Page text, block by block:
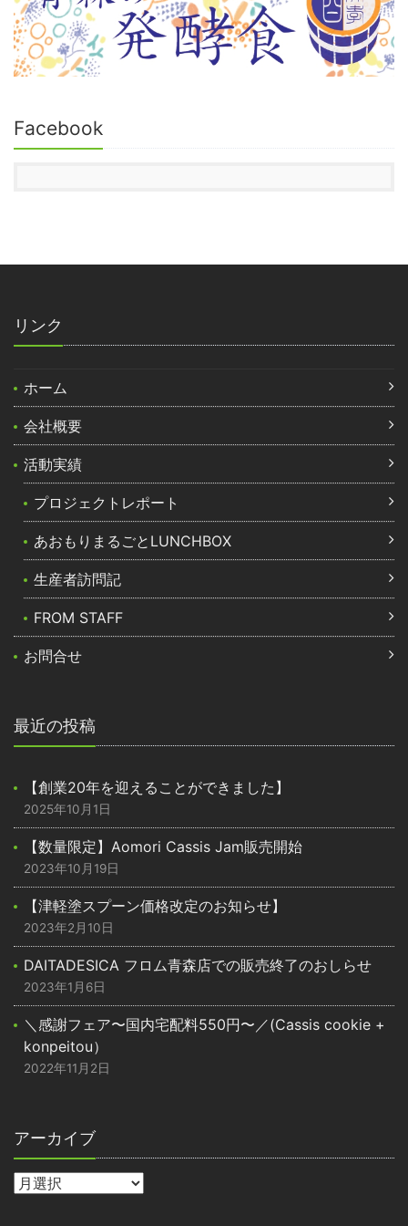
Facebook
リンク
ホーム
会社概要
活動実績
プロジェクトレポート
あおもりまるごとLUNCHBOX
生産者訪問記
FROM STAFF
お問合せ
最近の投稿
【創業20年を迎えることができました】
2025年10月1日
【数量限定】Aomori Cassis Jam販売開始
2023年10月19日
【津軽塗スプーン価格改定のお知らせ】
2023年2月10日
DAITADESICA フロム青森店での販売終了のおしらせ
2023年1月6日
＼感謝フェア〜国内宅配料550円〜／(Cassis cookie +
konpeitou）
2022年11月2日
アーカイブ